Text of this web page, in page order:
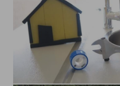
Influencer: